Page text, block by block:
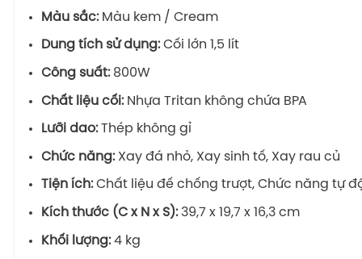
Màu sắc: Màu kem / Cream
Dung tích sử dụng:Cối lớn 1,5 lít
Công suất:800W
Chất liệu cối: Nhựa Tritan không chứa BPA
Lưỡi dao:Thép không gỉ
Chức năng: Xay đá nhỏ, Xay sinh tố, Xay rau củ
Tiện ích:Chất liệu đế chống trượt, Chức năng tự
Kích thước (C x N x S):39,7 x 19,7 x 16,3 cm
Khối lượng:4 kg